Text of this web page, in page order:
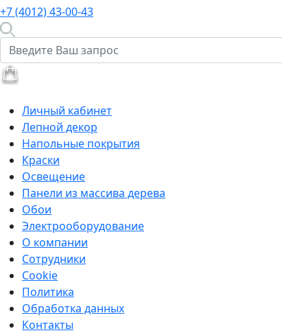
+7 (4012) 43-00-43
Личный кабинет
Лепной декор
Напольные покрытия
Краски
Освещение
Панели из массива дерева
Обои
Электрооборудование
О компании
Сотрудники
Cookie
Политика
Обработка данных
Контакты